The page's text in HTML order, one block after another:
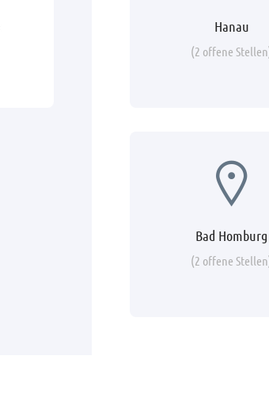
Hanau
(2 offene
Bad Homburg
(2 offene